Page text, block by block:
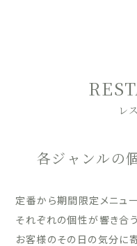
レ
各ジャンルの
定番から期間限定メニュ
それぞれの個性が響き合
お客様のその日の気分に